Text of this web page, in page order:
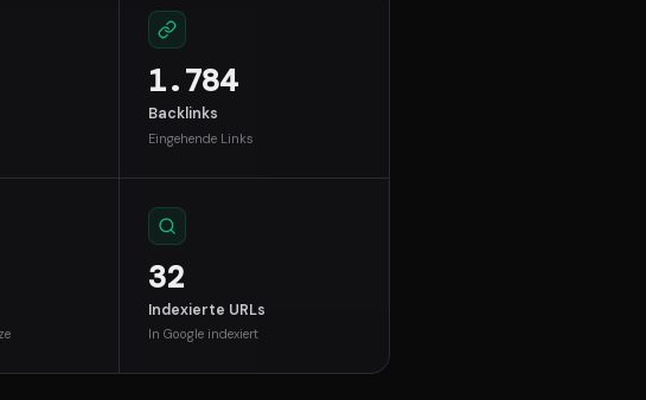
1.784
Backlinks
Eingehende Links
32
Indexierte URLs
In Google indexiert